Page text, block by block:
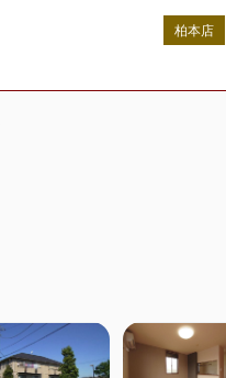
柏本店